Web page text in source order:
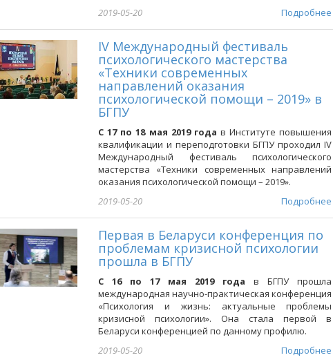
Подробнее
2019-05-20
IV Международный фестиваль
психологического мастерства
«Техники современных
направлений оказания
психологической помощи – 2019» в
БГПУ
С 17 по 18 мая 2019 года в Институте повышения
квалификации и переподготовки БГПУ проходил IV
Международный фестиваль психологического
мастерства «Техники современных направлений
оказания психологической помощи – 2019».
Подробнее
2019-05-20
Первая в Беларуси конференция по
проблемам кризисной психологии
прошла в БГПУ
С 16 по 17 мая 2019 года в БГПУ прошла
международная научно-практическая конференция
«Психология и жизнь: актуальные проблемы
кризисной психологии». Она стала первой в
Беларуси конференцией по данному профилю.
Подробнее
2019-05-20